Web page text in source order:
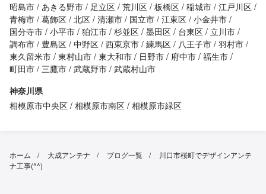
昭島市 あきる野市 足立区 荒川区 板橋区 稲城市 江戸川区
青梅市 葛飾区 北区 清瀬市 国立市 江東区 小金井市
国分寺市 小平市 狛江市 杉並区 墨田区 台東区
立川市
調布市
豊島区 中野区 西東京市 練馬区 八王子市 羽村市
東久留米市 東村山市 東大和市 日野市 府中市 福生市
町田市 三鷹市 武蔵野市 武蔵村山市
神奈川県
相模原市中央区 相模原市南区 相模原市緑区
ホーム 大成アンテナ ブログ一覧
川口市桜町でデザインアンテ
ナ工事(^^)